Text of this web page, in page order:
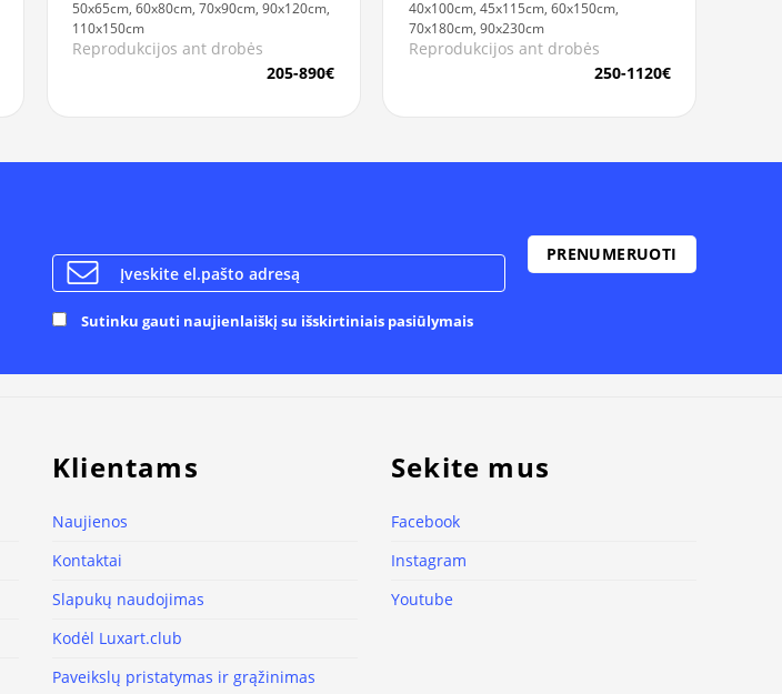
50x65cm, 60x80cm, 70x90cm, 90x120cm,
110x150cm
Reprodukcijos ant drobės
205-890€
40x100cm, 45x115cm, 60x150cm,
70x180cm, 90x230cm
Reprodukcijos ant drobės
250-1120€
Sutinku gauti naujienlaiškį su išskirtiniais pasiūlymais
Klientams
Naujienos
Kontaktai
Slapukų naudojimas
Kodėl Luxart.club
Paveikslų pristatymas ir grąžinimas
Sekite mus
Facebook
Instagram
Youtube